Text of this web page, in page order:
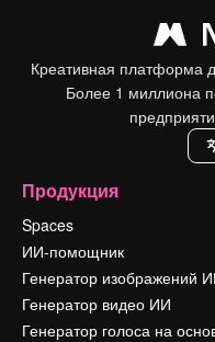
Креативная платформа
Более 1 миллиона
Продукция
Spaces
ИИ-помощник
Генератор изображений
Генератор видео ИИ
Генератор голоса на